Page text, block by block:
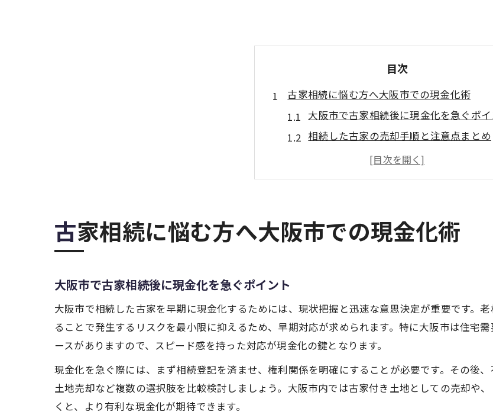
目次
古家相続に悩む方へ大阪市での現金化術
大阪市で古家相続後に現金化を急ぐポイ
相続した古家の売却手順と注意点まとめ
現地確認が鍵となる相続古家の管理方法
相続トラブルを防ぐ古家の分割協議対策
老朽化した家の相続後に注意したい管理法
老朽化した家の相続後に必要な管理チェ
相続した家のメンテナンスと安全確保方
古家相続後に発生しやすい問題と解決策
大阪市で古家を相続した場合の売却戦略を解
大阪市の古家相続で考えるべき売却戦略
相続古家の早期売却に有効なポイント解
古家相続に悩む方へ大阪市での現金化術
大阪市で古家相続後に現金化を急ぐポイント
大阪市で相続した古家を早期に現金化するためには、現状把握と迅速な意思決定が重要です。
ることで発生するリスクを最小限に抑えるため、早期対応が求められます。特に大阪市は住宅
ースがありますので、スピード感を持った対応が現金化の鍵となります。
現金化を急ぐ際には、まず相続登記を済ませ、権利関係を明確にすることが必要です。その後
土地売却など複数の選択肢を比較検討しましょう。大阪市内では古家付き土地としての売却や
くと、より有利な現金化が期待できます。